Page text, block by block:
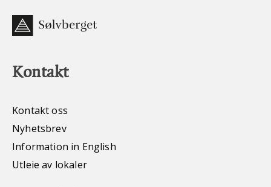
Kontakt
Kontakt oss
Nyhetsbrev
Information in English
Utleie av lokaler